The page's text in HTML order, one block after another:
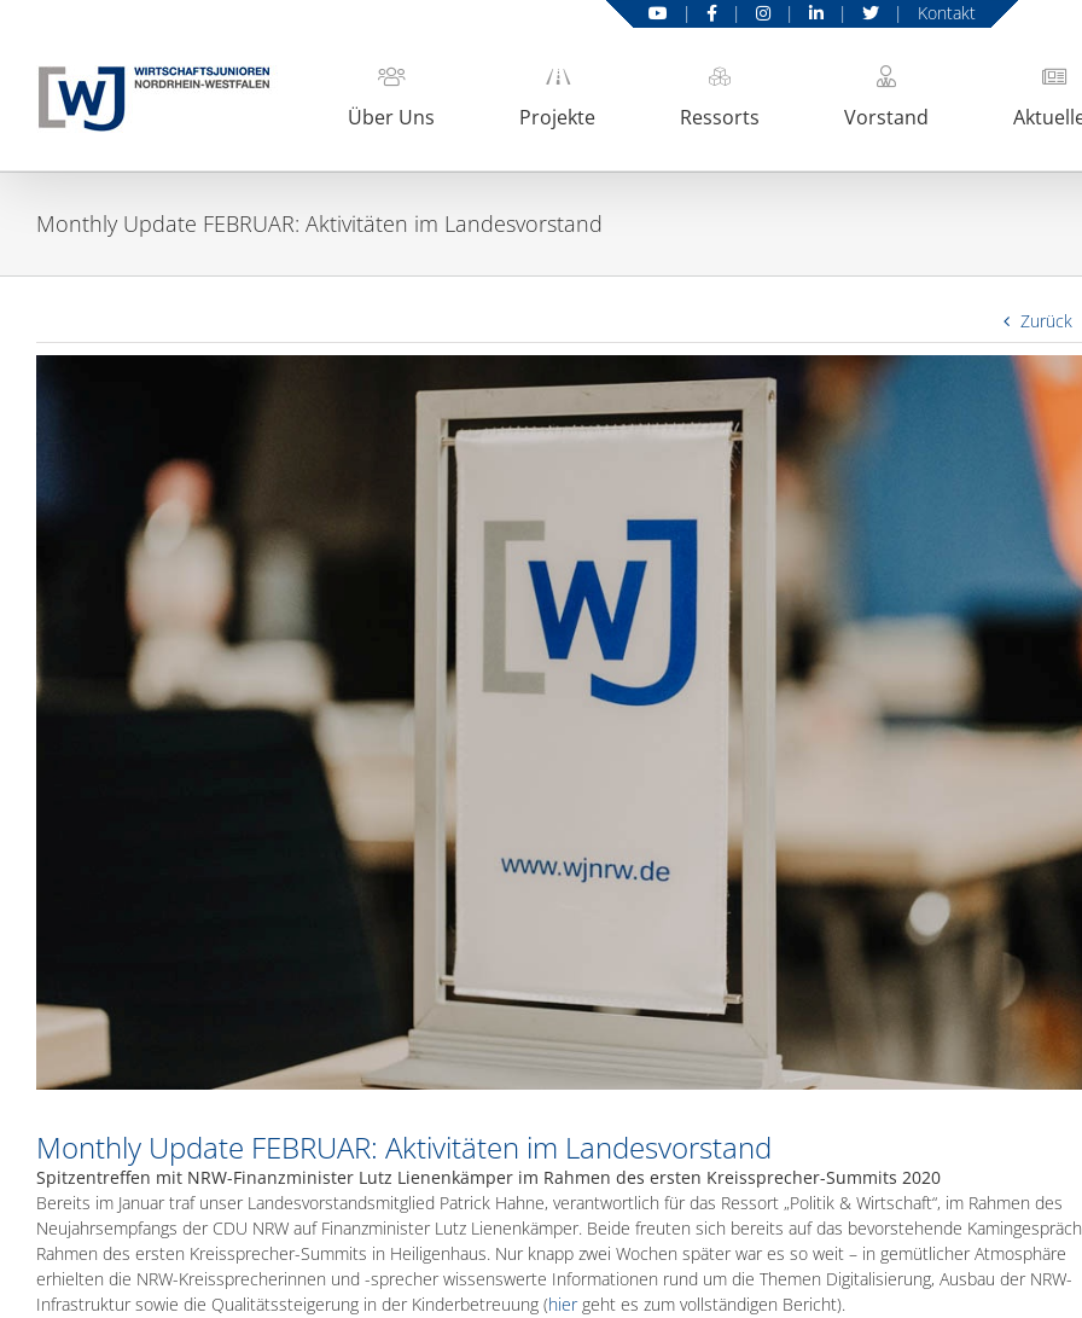
springen
Über Uns Projekte Ressorts Vorstand
| | | | | Kontakt
Monthly Update FEBRUAR: Aktivitäten im Landesvorstand
Zurück
Monthly Update FEBRUAR: Aktivitäten im Landesvorstand
Spitzentreffen mit NRW-Finanzminister Lutz Lienenkämper im Rahmen des ersten Kreissprecher-Summits 2020
Bereits im Januar traf unser Landesvorstandsmitglied Patrick Hahne, verantwortlich für das Ressort „Politik & Wirtschaft“, im Rahmen des
Neujahrsempfangs der CDU NRW auf Finanzminister Lutz Lienenkämper. Beide freuten sich bereits auf das bevorstehende
Rahmen des ersten Kreissprecher-Summits in Heiligenhaus. Nur knapp zwei Wochen später war es so weit – in gemütlicher Atmosphäre
erhielten die NRW-Kreissprecherinnen und -sprecher wissenswerte Informationen rund um die Themen Digitalisierung, Ausbau der NRW-
Infrastruktur sowie die Qualitätssteigerung in der Kinderbetreuung (hiergeht es zum vollständigen Bericht).